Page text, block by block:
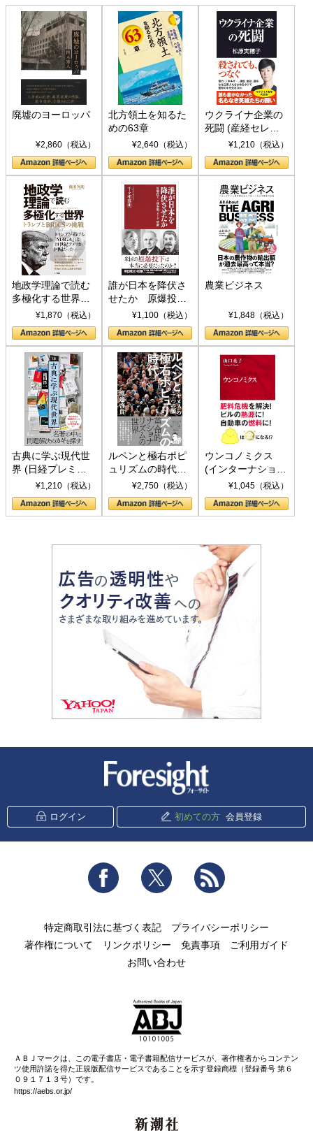
廃墟のヨーロッパ
¥2,860（税込）
北方領土を知るた
めの63章
¥2,640（税込）
ウクライナ企業の
死闘 (産経セレク
ト S 039)¥1,210（税込）
地政学理論で読む
多極化する世界：
トランプとBRICS
の挑戦
¥1,870（税込）
誰が日本を降伏さ
せたか 原爆投
下、ソ連参戦、そ
して聖断 (PHP新
書)
¥1,100（税込）
農業ビジネス
¥1,848（税込）
古典に学ぶ現代世
界 (日経プレミア
シリーズ)¥1,210（税込）
ルペンと極右ポピ
ュリズムの時代：
〈ヤヌス〉の二つ
の顔
¥2,750（税込）
ウンコノミクス
(インターナショナ
ル新書)¥1,045（税込）
ログイン 初めての方 会員登録
Facebook Twitter
特定商取引法に基づく表記
プライバシーポリシー
著作権について
リンクポリシー 免責事項
ご利用ガイド
お問い合わせ
ＡＢＪマークは、この電子書店・電子書籍配信サービスが、著作権者からコンテン
ツ使用許諾を得た正規版配信サービスであることを示す登録商標（登録番号 第６
０９１７１３号）です。
https://aebs.or.jp/